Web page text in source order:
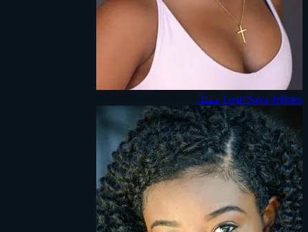
Leah Sava Jeffries ممثل